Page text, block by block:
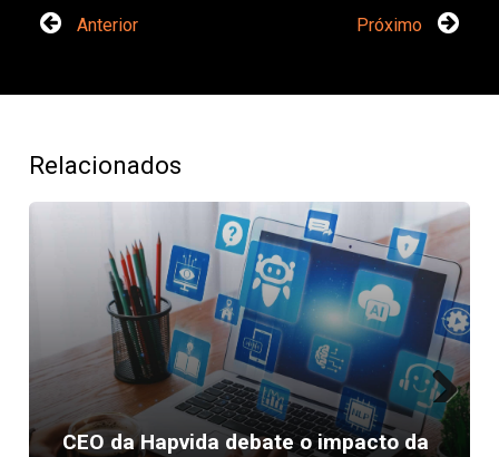
Anterior Próximo
Relacionados
CEO da Hapvida debate o impacto daNext